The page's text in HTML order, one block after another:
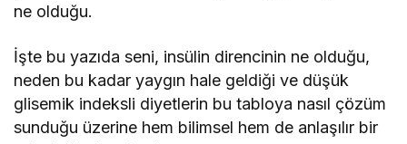
ne olduğu.
İşte bu yazıda seni, insülin direncinin ne olduğu,
neden bu kadar yaygın hale geldiği ve düşük
glisemik indeksli diyetlerin bu tabloya nasıl çözüm
sunduğu üzerine hem bilimsel hem de anlaşılır bir